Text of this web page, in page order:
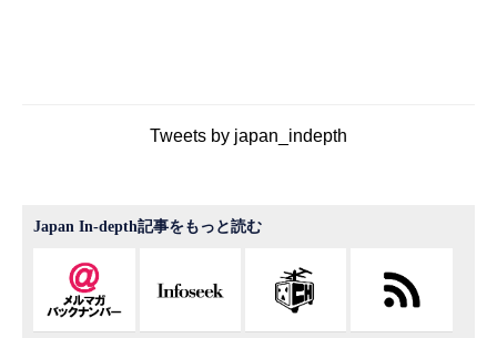
Tweets by japan_indepth
Japan In-depth記事をもっと読む